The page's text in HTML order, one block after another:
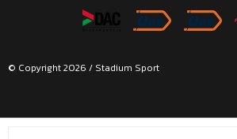
© Copyright 2026 / Stadium Sport